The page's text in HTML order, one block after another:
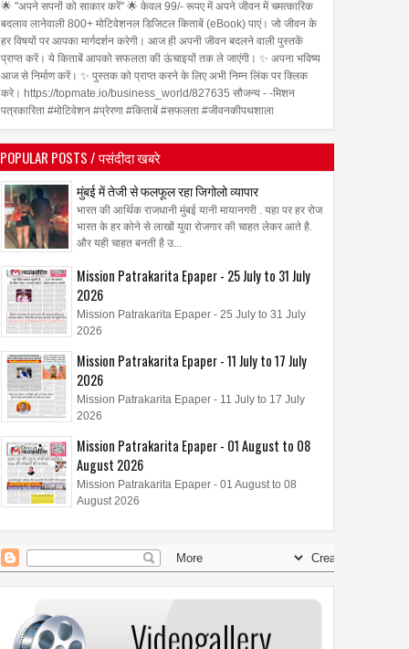
🌟 "अपने सपनों को साकार करें" 🌟 केवल 99/- रूपए में अपने जीवन में चमत्कारिक
बदलाव लानेवाली 800+ मोटिवेशनल डिजिटल किताबें (eBook) पाएं। जो जीवन के
हर विषयों पर आपका मार्गदर्शन करेगी। आज ही अपनी जीवन बदलने वाली पुस्तकें
प्राप्त करें। ये किताबें आपको सफलता की ऊंचाइयों तक ले जाएंगी। ✨ अपना भविष्य
आज से निर्माण करें। ✨ पुस्तक को प्राप्त करने के लिए अभी निम्न लिंक पर क्लिक
करे। https://topmate.io/business_world/827635 सौजन्य - -मिशन
पत्रकारिता #मोटिवेशन #प्रेरणा #किताबें #सफलता #जीवनकीपथशाला
POPULAR POSTS / पसंदीदा खबरे
मुंबई में तेजी से फलफूल रहा जिगोलो व्यापार
भारत की आर्थिक राजधानी मुंबई यानी मायानगरी . यहा पर हर रोज
भारत के हर कोने से लाखों युवा रोजगार की चाहत लेकर आते है.
और यही चाहत बनती है उ...
Mission Patrakarita Epaper - 25 July to 31 July
2026
Mission Patrakarita Epaper - 25 July to 31 July
2026
Mission Patrakarita Epaper - 11 July to 17 July
2026
Mission Patrakarita Epaper - 11 July to 17 July
2026
Mission Patrakarita Epaper - 01 August to 08
August 2026
Mission Patrakarita Epaper - 01 August to 08
August 2026